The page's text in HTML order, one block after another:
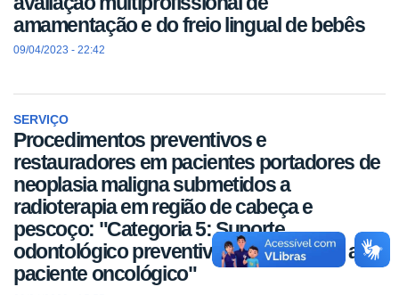
amamentação e do freio lingual de bebês
09/04/2023 - 22:42
SERVIÇO
Procedimentos preventivos e
restauradores em pacientes portadores de
neoplasia maligna submetidos a
radioterapia em região de cabeça e
pescoço: "Categoria 5: Suporte
odontológico preventivo e restaurador ao
paciente oncológico"